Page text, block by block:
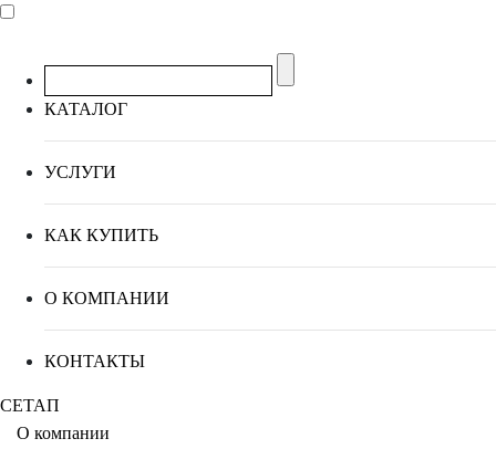
КАТАЛОГ
УСЛУГИ
КАК КУПИТЬ
О КОМПАНИИ
КОНТАКТЫ
СЕТАП
О компании